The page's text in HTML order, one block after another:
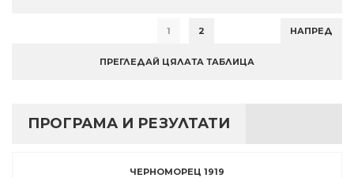
1 2 НАПРЕД
ПРЕГЛЕДАЙ ЦЯЛАТА ТАБЛИЦА
ПРОГРАМА И РЕЗУЛТАТИ
ЧЕРНОМОРЕЦ 1919